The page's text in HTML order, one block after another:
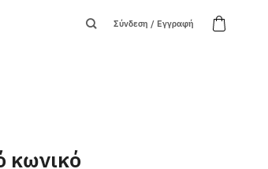
Σύνδεση / Εγγραφή
κωνικό